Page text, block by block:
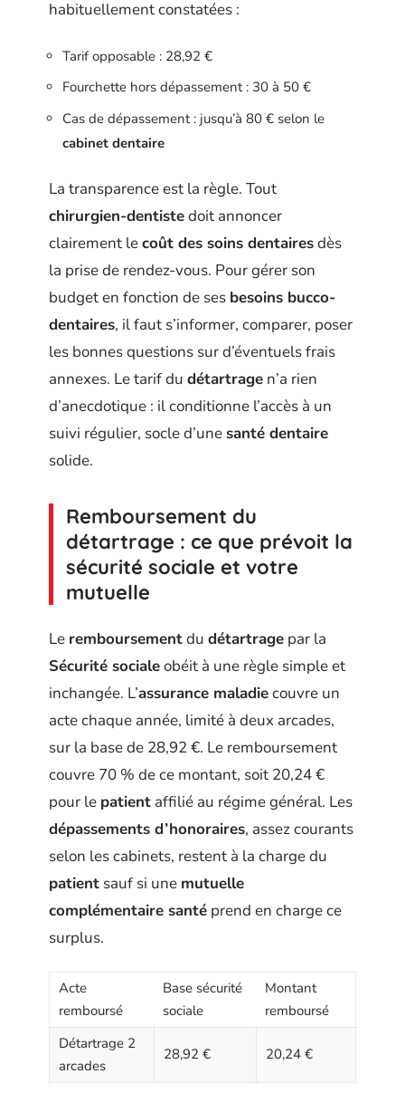
habituellement constatées :
Tarif opposable : 28,92 €
Fourchette hors dépassement : 30 à 50 €
Cas de dépassement : jusqu’à 80 € selon le
cabinet dentaire
La transparence est la règle. Tout
chirurgien-dentistedoit annoncer
clairement lecoût des soins dentairesdès
la prise de rendez-vous. Pour gérer son
budget en fonction de ses besoins bucco-
dentaires, il faut s’informer, comparer, poser
les bonnes questions sur d’éventuels frais
annexes. Le tarif du détartrage n’a rien
d’anecdotique : il conditionne l’accès à un
suivi régulier, socle d’unesanté dentaire
solide.
Remboursement du
détartrage : ce que prévoit la
sécurité sociale et votre
mutuelle
Le remboursementdu détartrage par la
Sécurité socialeobéit à une règle simple et
inchangée. L’assurance maladiecouvre un
acte chaque année, limité à deux arcades,
sur la base de 28,92 €. Le remboursement
couvre 70 % de ce montant, soit 20,24 €
pour le patient affilié au régime général. Les
dépassements d’honoraires, assez courants
selon les cabinets, restent à la charge du
patient sauf si une mutuelle
complémentaire santé prend en charge ce
surplus.
Acte
remboursé
Base sécurité
sociale
Montant
remboursé
Détartrage 2
arcades
28,92 € 20,24 €